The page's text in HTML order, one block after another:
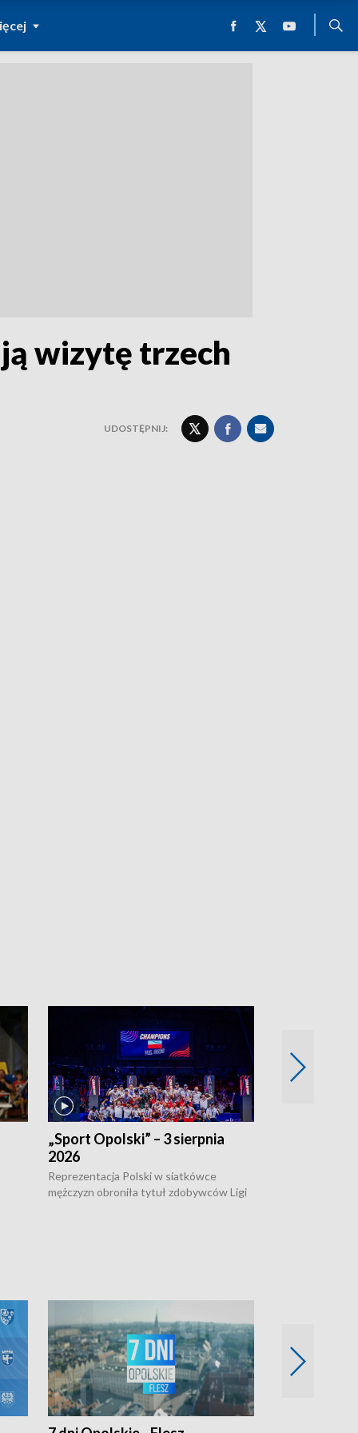
wizytę trzech
UDOSTĘPNIJ:
„Sport Opolski” – 3 sierpnia
2026
Reprezentacja Polski w siatkówce
mężczyzn obroniła tytuł zdobywców Ligi